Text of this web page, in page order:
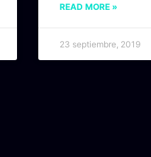
READ MORE »
23 septiembre, 2019